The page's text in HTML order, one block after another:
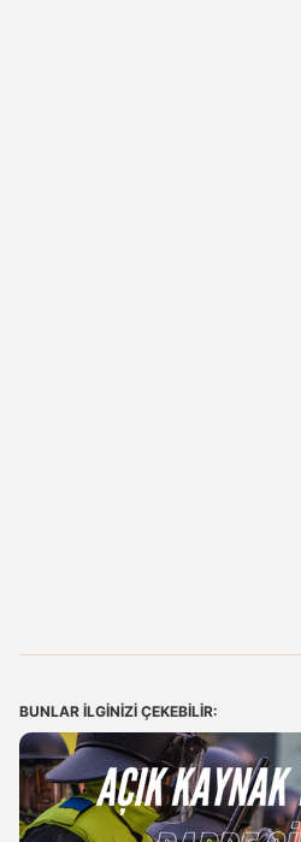
BUNLAR ILGINIZI ÇEKEBILIR: